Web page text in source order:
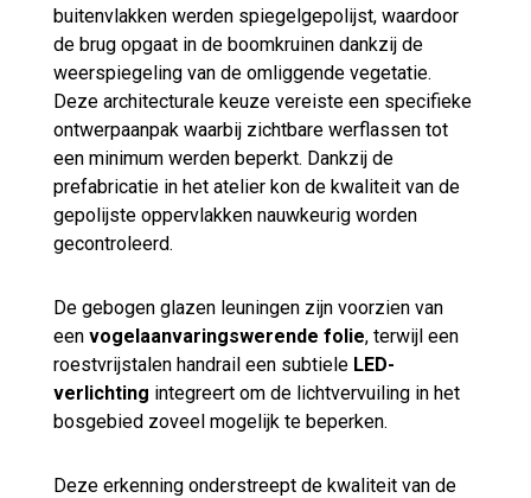
buitenvlakken werden spiegelgepolijst, waardoor
de brug opgaat in de boomkruinen dankzij de
weerspiegeling van de omliggende vegetatie.
Deze architecturale keuze vereiste een specifieke
ontwerpaanpak waarbij zichtbare werflassen tot
een minimum werden beperkt. Dankzij de
prefabricatie in het atelier kon de kwaliteit van de
gepolijste oppervlakken nauwkeurig worden
gecontroleerd.
De gebogen glazen leuningen zijn voorzien van
een vogelaanvaringswerende folie, terwijl een
roestvrijstalen handrail een subtiele LED-
verlichting integreert om de lichtvervuiling in het
bosgebied zoveel mogelijk te beperken.
Deze erkenning onderstreept de kwaliteit van de